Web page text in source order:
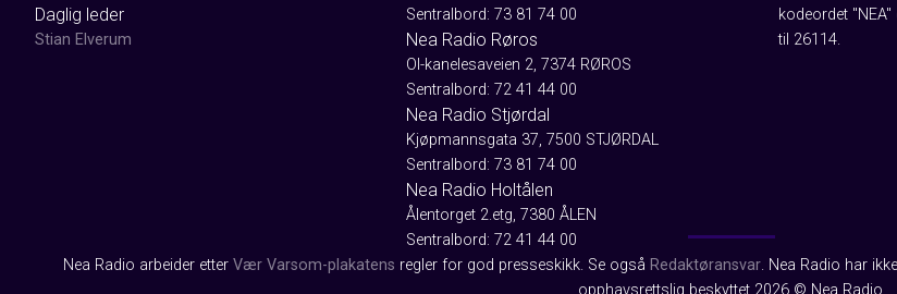
Daglig leder
Stian Elverum
Sentralbord: 73 81 74 00
Nea Radio Røros
Ol-kanelesaveien 2, 7374 RØROS
Sentralbord: 72 41 44 00
Nea Radio Stjørdal
Kjøpmannsgata 37, 7500 STJØRDAL
Sentralbord: 73 81 74 00
Nea Radio Holtålen
Ålentorget 2.etg, 7380 ÅLEN
Sentralbord: 72 41 44 00
kodeordet
til 26114.
Nea Radio arbeider etter Vær Varsom-plakatens regler for god presseskikk. Se også Redaktøransvar. Nea Radio har
opphavsrettslig beskyttet 2026 © Nea Radio.